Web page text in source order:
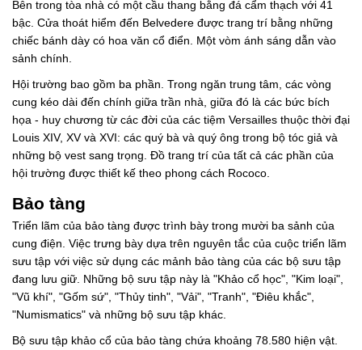
Bên trong tòa nhà có một cầu thang bằng đá cẩm thạch với 41
bậc. Cửa thoát hiểm đến Belvedere được trang trí bằng những
chiếc bánh dày có hoa văn cổ điển. Một vòm ánh sáng dẫn vào
sảnh chính.
Hội trường bao gồm ba phần. Trong ngăn trung tâm, các vòng
cung kéo dài đến chính giữa trần nhà, giữa đó là các bức bích
họa - huy chương từ các đời của các tiệm Versailles thuộc thời đại
Louis XIV, XV và XVI: các quý bà và quý ông trong bộ tóc giả và
những bộ vest sang trọng. Đồ trang trí của tất cả các phần của
hội trường được thiết kế theo phong cách Rococo.
Bảo tàng
Triển lãm của bảo tàng được trình bày trong mười ba sảnh của
cung điện. Việc trưng bày dựa trên nguyên tắc của cuộc triển lãm
sưu tập với việc sử dụng các mảnh bảo tàng của các bộ sưu tập
đang lưu giữ. Những bộ sưu tập này là "Khảo cổ học", "Kim loại",
"Vũ khí", "Gốm sứ", "Thủy tinh", "Vải", "Tranh", "Điêu khắc",
"Numismatics" và những bộ sưu tập khác.
Bộ sưu tập khảo cổ của bảo tàng chứa khoảng 78.580 hiện vật.